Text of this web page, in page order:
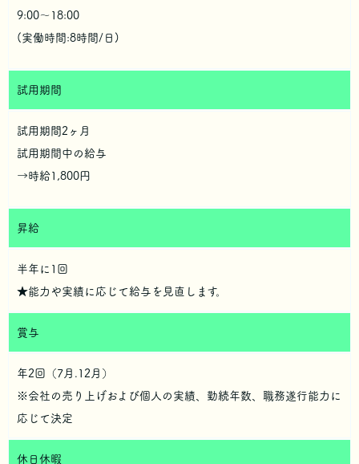
9:00〜18:00
(実働時間:8時間/日)
試用期間
試用期間2ヶ月
試用期間中の給与
→時給1,800円
昇給
半年に1回
★能力や実績に応じて給与を見直します。
賞与
年2回（7月.12月）
※会社の売り上げおよび個人の実績、勤続年数、職務遂行能力に
応じて決定
休日休暇